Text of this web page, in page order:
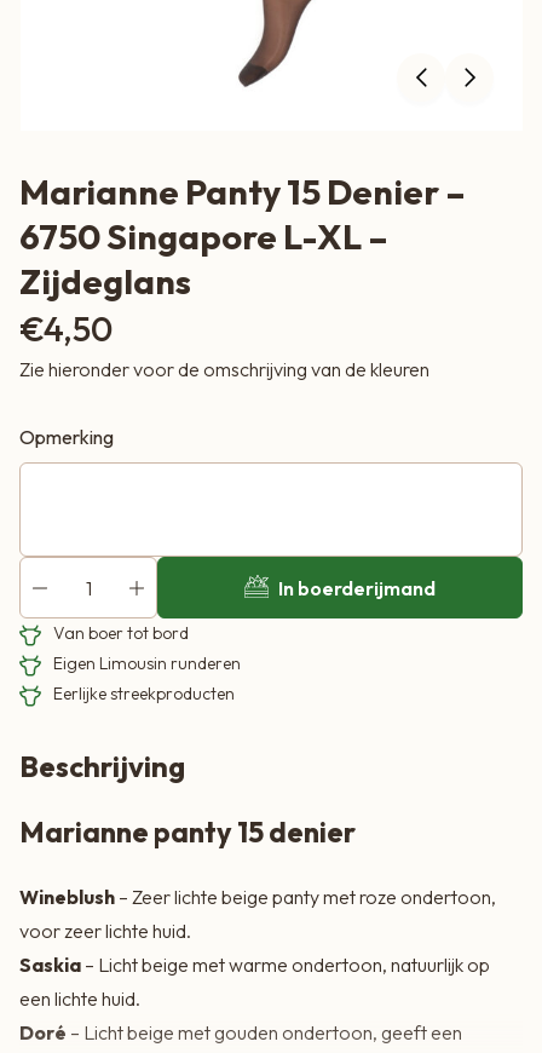
Marianne Panty 15 Denier –
6750 Singapore L-XL –
Zijdeglans
€4,50
Zie hieronder voor de omschrijving van de kleuren
Opmerking
In boerderijmand
Van boer tot bord
Eigen Limousin runderen
Eerlijke streekproducten
Beschrijving
Marianne panty 15 denier
Wineblush – Zeer lichte beige panty met roze ondertoon,
voor zeer lichte huid.
Saskia – Licht beige met warme ondertoon, natuurlijk op
een lichte huid.
Doré – Licht beige met gouden ondertoon, geeft een